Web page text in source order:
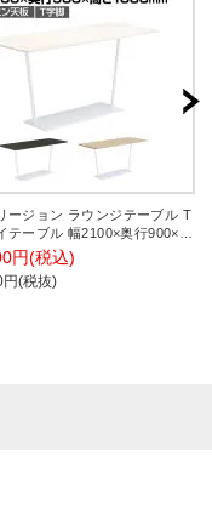
ージョン ラウンジテーブル T
テーブル 幅2100×奥行900×高
角形 脚ホワイト LT-
会議テーブル ミーティ
ブル
円(税込)
(税抜)